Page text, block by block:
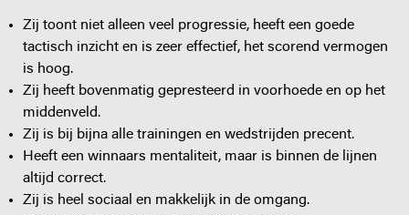
Zij toont niet alleen veel progressie, heeft een goede
tactisch inzicht en is zeer effectief, het scorend vermogen
is hoog.
Zij heeft bovenmatig gepresteerd in voorhoede en op het
middenveld.
Zij is bij bijna alle trainingen en wedstrijden precent.
Heeft een winnaars mentaliteit, maar is binnen de lijnen
altijd correct.
Zij is heel sociaal en makkelijk in de omgang.